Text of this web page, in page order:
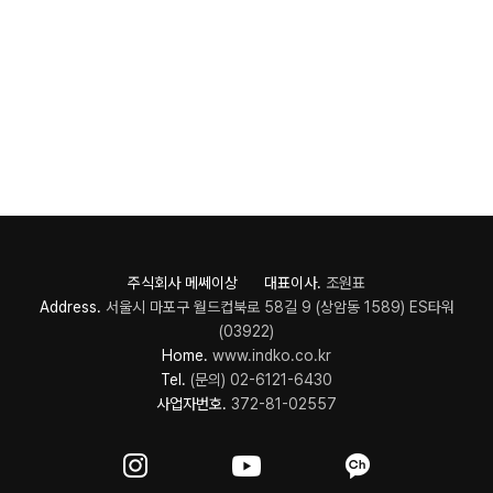
주식회사 메쎄이상 대표이사. 조원표
Address. 서울시 마포구 월드컵북로 58길 9 (상암동 1589) ES타워
(03922)
Home. www.indko.co.kr
Tel. (문의) 02-6121-6430
사업자번호. 372-81-02557